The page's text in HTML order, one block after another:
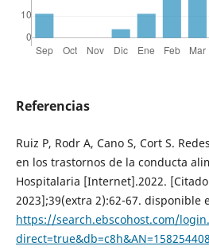
Referencias
Ruiz P, Rodr A, Cano S, Cort S.
en los trastornos de la conducta
Hospitalaria [Internet].2022.
2023];39(extra 2):62-67. disponible
https://search.ebscohost.com/